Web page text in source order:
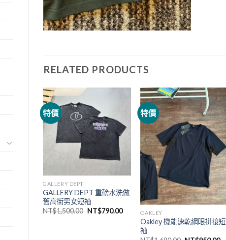
RELATED PRODUCTS
特價
GALLERY DEPT
GALLERY DEPT 重磅水洗做
舊高街男女短袖
NT$1,500.00 NT$790.00
特價
OAKLEY
Oakley 機能速乾網眼拼接短
袖